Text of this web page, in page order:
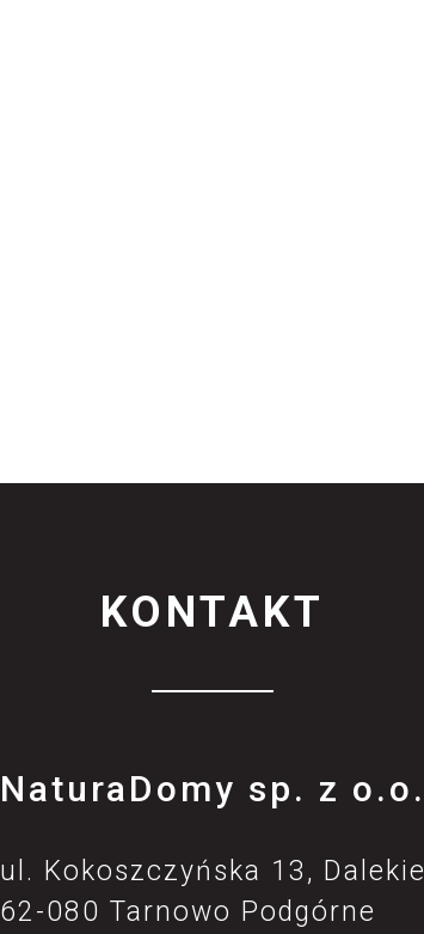
KONTAKT
NaturaDomy sp. z o.o.
ul. Kokoszczyńska 13, Dalekie
62-080 Tarnowo Podgórne